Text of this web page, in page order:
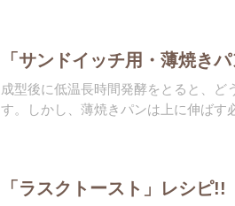
「サンドイッチ用・薄焼き
成型後に低温長時間発酵をとると、ど
す。しかし、薄焼きパンは上に伸ばす
「ラスクトースト」レシピ!!